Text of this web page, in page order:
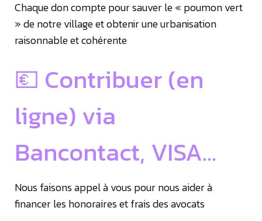
Chaque don compte pour sauver le « poumon vert
» de notre village et obtenir une urbanisation
raisonnable et cohérente
💶 Contribuer (en
ligne) via
Bancontact, VISA…
Nous faisons appel à vous pour nous aider à
financer les honoraires et frais des avocats